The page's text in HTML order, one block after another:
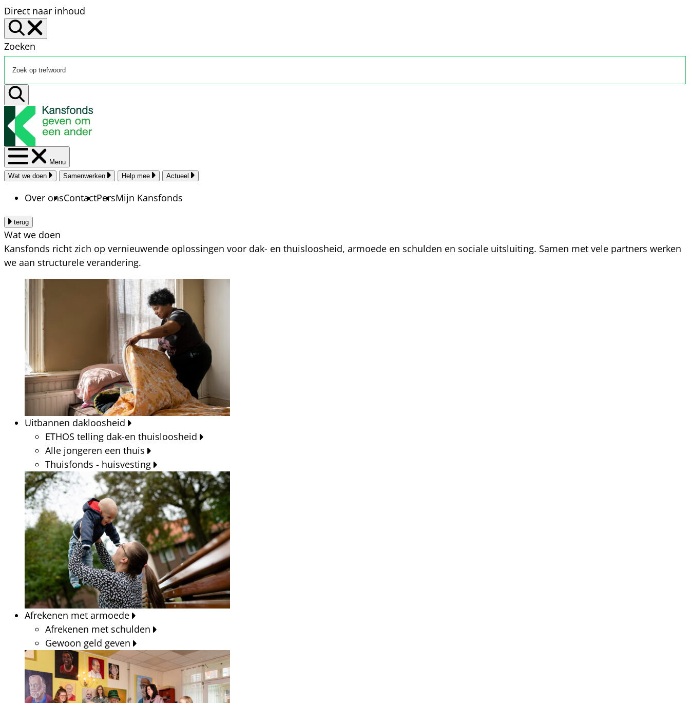
Direct naar inhoud
Zoeken
Menu
Wat we doen
Samenwerken Help mee Actueel
Over onsContactPersMijn Kansfonds
terug
Wat we doen
Kansfonds richt zich op vernieuwende oplossingen voor dak- en thuisloosheid, armoede en schulden en sociale uitsluiting. Samen met vele partners werken
we aan structurele verandering.
Uitbannen dakloosheid
ETHOS telling dak-en thuisloosheid
Alle jongeren een thuis
Thuisfonds - huisvesting
Afrekenen met armoede
Afrekenen met schulden
Gewoon geld geven